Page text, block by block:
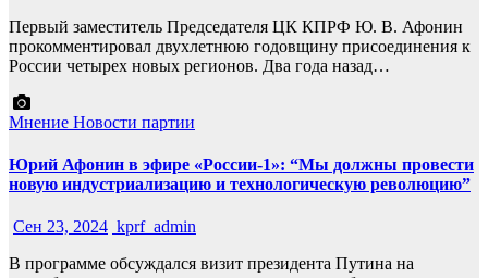
Первый заместитель Председателя ЦК КПРФ Ю. В. Афонин
прокомментировал двухлетнюю годовщину присоединения к
России четырех новых регионов. Два года назад…
Мнение Новости партии
Юрий Афонин в эфире «России-1»: “Мы должны провести
новую индустриализацию и технологическую революцию”
Сен 23, 2024 kprf_admin
В программе обсуждался визит президента Путина на